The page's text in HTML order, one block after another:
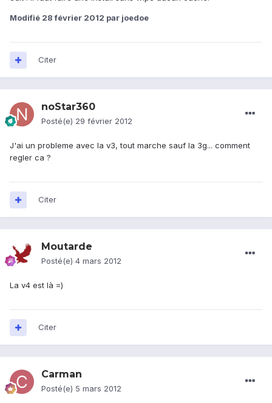
Modifié 28 février 2012 par joedoe
Citer
noStar360
Posté(e) 29 février 2012
J'ai un probleme avec la v3, tout marche sauf la 3g... comment
regler ca ?
Citer
Moutarde
Posté(e) 4 mars 2012
La v4 est là =)
Citer
Carman
Posté(e) 5 mars 2012